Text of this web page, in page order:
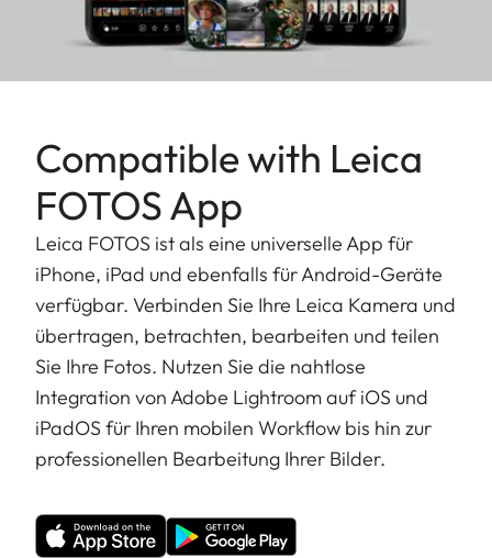
Compatible with Leica
FOTOS App
Leica FOTOS ist als eine universelle App für
iPhone, iPad und ebenfalls für Android-Geräte
verfügbar. Verbinden Sie Ihre Leica Kamera und
übertragen, betrachten, bearbeiten und teilen
Sie Ihre Fotos. Nutzen Sie die nahtlose
Integration von Adobe Lightroom auf iOS und
iPadOS für Ihren mobilen Workflow bis hin zur
professionellen Bearbeitung Ihrer Bilder.